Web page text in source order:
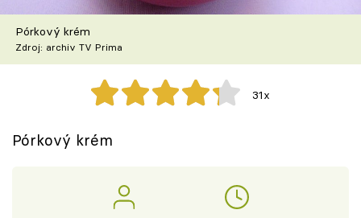
Škola vaření
Recepty z TV
Speciál: Cuketa
Těhotnej kuchař
Pórkový krém
Zdroj: archiv TV Prima
31x
Pórkový krém